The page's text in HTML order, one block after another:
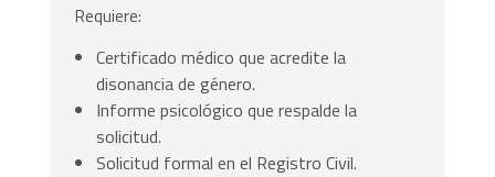
Requiere:
Certificado médico que acredite la
disonancia de género.
Informe psicológico que respalde la
solicitud.
Solicitud formal en el Registro Civil.